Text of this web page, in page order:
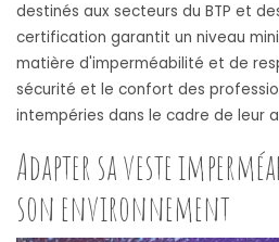
destinés aux secteurs du BTP et
certification garantit un niveau
matière d'imperméabilité et de
sécurité et le confort des
intempéries dans le cadre de leur
Adapter sa veste
son environnement